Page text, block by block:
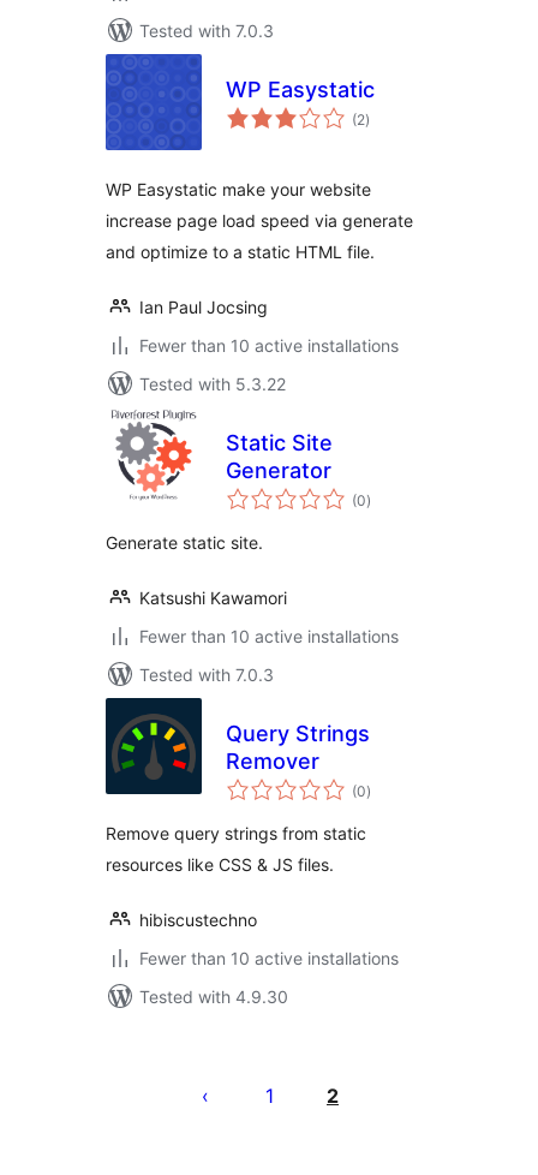
Tested with 7.0.3
WP Easystatic
(2total
ratings
)
WP Easystatic make your website
increase page load speed via generate
and optimize to a static HTML file.
Ian Paul Jocsing
Fewer than 10 active installations
Tested with 5.3.22
Static Site
Generator
(0total
ratings
)
Generate static site.
Katsushi Kawamori
Fewer than 10 active installations
Tested with 7.0.3
Query Strings
Remover
(0total
ratings
)
Remove query strings from static
resources like CSS & JS files.
hibiscustechno
Fewer than 10 active installations
Tested with 4.9.30
1 2